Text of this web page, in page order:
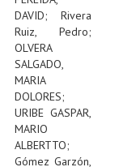
DAVID; Rivera
Ruiz, Pedro;
OLVERA
SALGADO,
MARIA
DOLORES;
URIBE GASPAR,
MARIO
ALBERTTO;
Gómez Garzón,